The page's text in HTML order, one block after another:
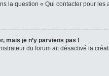
la question « Qui contacter pour
mais je n’y parviens pas !
du forum ait désactivé la